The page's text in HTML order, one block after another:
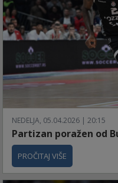
NEDELJA, 05.04.2026 | 20:15
Partizan poražen od
PROČITAJ VIŠE